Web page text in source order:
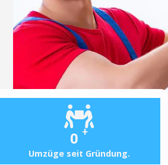
0 +
Umzüge seit Gründung.